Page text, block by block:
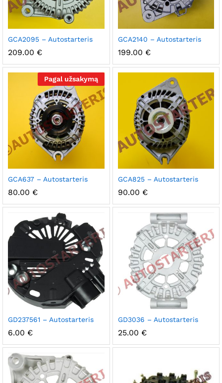
GCA2095 – Autostarteris
209.00 €
GCA2140 – Autostarteris
199.00 €
Pagal užsakymą
GCA637 – Autostarteris
80.00 €
GCA825 – Autostarteris
90.00 €
GD237561 – Autostarteris
6.00 €
GD3036 – Autostarteris
25.00 €